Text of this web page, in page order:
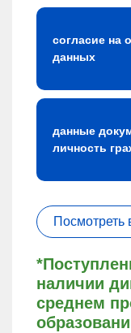
наличии
среднем
согласие на
данных
данные
личность
Посмотреть